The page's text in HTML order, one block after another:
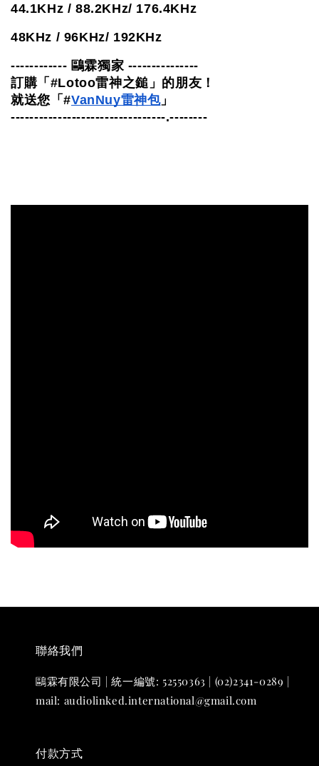
44.1KHz / 88.2KHz/ 176.4KHz
48KHz / 96KHz/ 192KHz
------------ 鷗霖獨家 ---------------
訂購「#Lotoo雷神之鎚」的朋友！
就送您「#VanNuy雷神包」
---------------------------------.--------
聯絡我們
鷗霖有限公司 | 統一編號: 52550363 | (02)2341-0289 |
mail: audiolinked.international@gmail.com
付款方式